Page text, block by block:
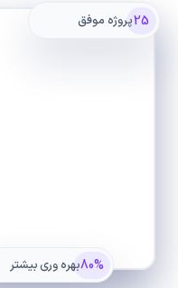
25پروژه موفق
80%بهره وری بیشتر